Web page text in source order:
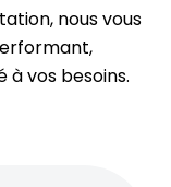
nous vous
vos besoins.